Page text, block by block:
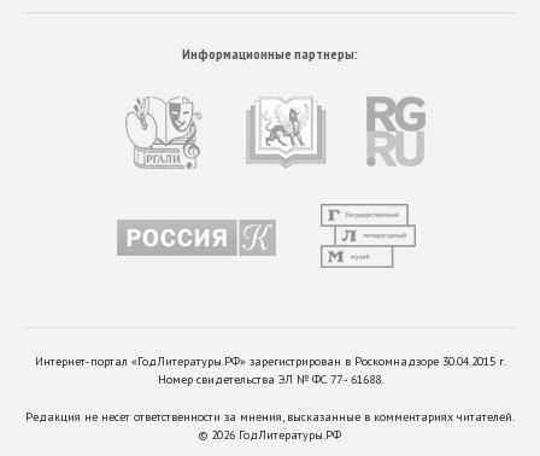
Информационные партнеры:
Интернет-портал «ГодЛитературы.РФ» зарегистрирован в Роскомнадзоре 30.04.2015 г.
Номер свидетельства ЭЛ № ФС 77 - 61688.
Редакция не несет ответственности за мнения, высказанные в комментариях читателей.
© 2026 ГодЛитературы.РФ